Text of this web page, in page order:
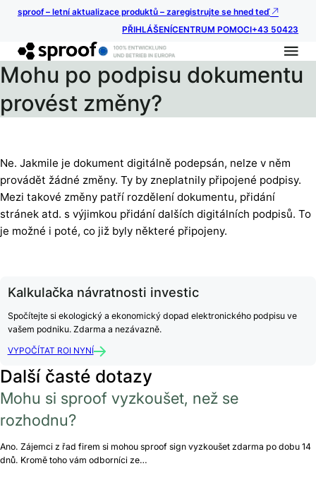
sproof – letní aktualizace produktů – zaregistrujte se hned teď
PŘIHLÁŠENÍCENTRUM POMOCI+43 50423
Mohu po podpisu dokumentu
provést změny?
Ne. Jakmile je dokument digitálně podepsán, nelze v něm
provádět žádné změny. Ty by zneplatnily připojené podpisy.
Mezi takové změny patří rozdělení dokumentu, přidání
stránek atd. s výjimkou přidání dalších digitálních podpisů. To
je možné i poté, co již byly některé připojeny.
Kalkulačka návratnosti investic
Spočítejte si ekologický a ekonomický dopad elektronického podpisu ve
vašem podniku. Zdarma a nezávazně.
VYPOČÍTAT ROI NYNÍ
Další časté dotazy
Mohu si sproof vyzkoušet, než se
rozhodnu?
Ano. Zájemci z řad firem si mohou sproof sign vyzkoušet zdarma po dobu 14
dnů. Kromě toho vám odborníci ze…